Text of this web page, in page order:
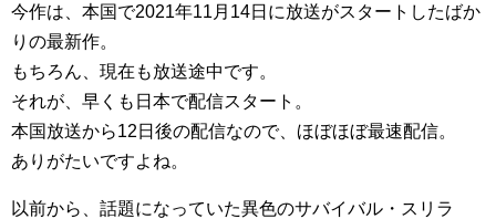
今作は、本国で2021年11月14日に放送がスタートしたばか
りの最新作。
もちろん、現在も放送途中です。
それが、早くも日本で配信スタート。
本国放送から12日後の配信なので、ほぼほぼ最速配信。
ありがたいですよね。
以前から、話題になっていた異色のサバイバル・スリラ